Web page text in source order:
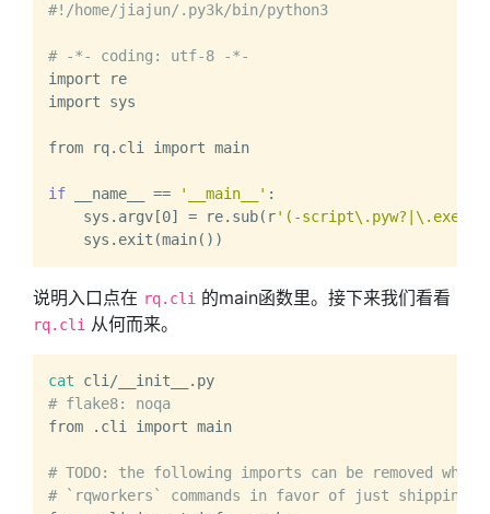
#!/home/jiajun/.py3k/bin/python3
# -*- coding: utf-8 -*-
import re
import sys
from rq.cli import main
if __name__ == '__main__' :
    sys.argv[0] = re.sub(r
'(-
说明入口点在 rq.cli 的main函数里。接下来我们看看
rq.cli 从何而来。
cat
# flake8: noqa
from .cli import main
# TODO: the following imports can be removed
# `rqworkers` commands in favor of just shipping